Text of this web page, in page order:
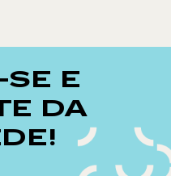
SE E
DA